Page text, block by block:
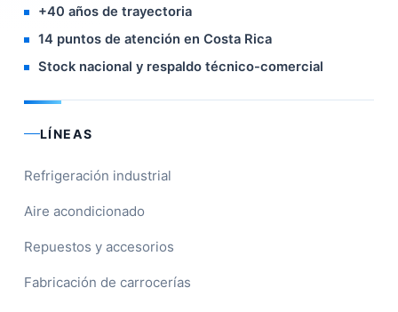
+40 años de trayectoria
14 puntos de atención en Costa Rica
Stock nacional y respaldo técnico-comercial
LÍNEAS
Refrigeración industrial
Aire acondicionado
Repuestos y accesorios
Fabricación de carrocerías